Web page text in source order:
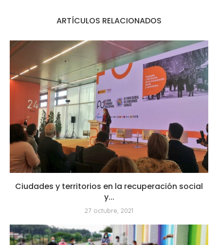
ARTÍCULOS RELACIONADOS
Ciudades y territorios en la recuperación social
y...
27 octubre, 2021